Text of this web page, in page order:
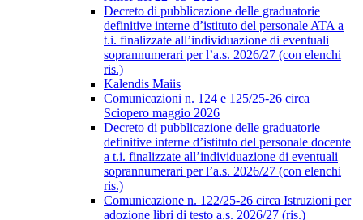
Decreto di pubblicazione delle graduatorie
definitive interne d’istituto del personale ATA a
t.i. finalizzate all’individuazione di eventuali
soprannumerari per l’a.s. 2026/27 (con elenchi
ris.)
Kalendis Maiis
Comunicazioni n. 124 e 125/25-26 circa
Sciopero maggio 2026
Decreto di pubblicazione delle graduatorie
definitive interne d’istituto del personale docente
a t.i. finalizzate all’individuazione di eventuali
soprannumerari per l’a.s. 2026/27 (con elenchi
ris.)
Comunicazione n. 122/25-26 circa Istruzioni per
adozione libri di testo a.s. 2026/27 (ris.)